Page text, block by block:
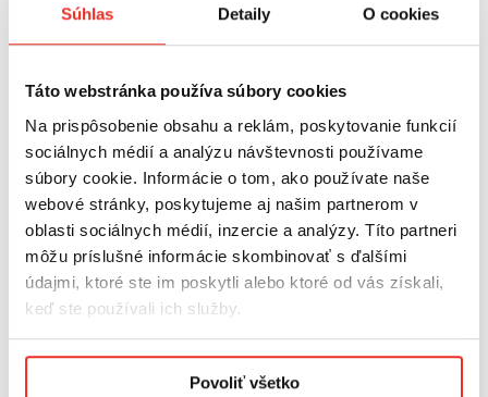
Súhlas Detaily O cookies
Táto webstránka používa súbory cookies
Na prispôsobenie obsahu a reklám, poskytovanie funkcií
sociálnych médií a analýzu návštevnosti používame
súbory cookie. Informácie o tom, ako používate naše
webové stránky, poskytujeme aj našim partnerom v
oblasti sociálnych médií, inzercie a analýzy. Títo partneri
môžu príslušné informácie skombinovať s ďalšími
údajmi, ktoré ste im poskytli alebo ktoré od vás získali,
keď ste používali ich služby.
Podmienky ochrany osobných údajov.
Povoliť všetko
BEZPEČNOSŤ TRANSAKCII
Šifrované pripojenie zabezpečené certifikátom SSL
ZÁRUKA VYSOKEJ KVALITY